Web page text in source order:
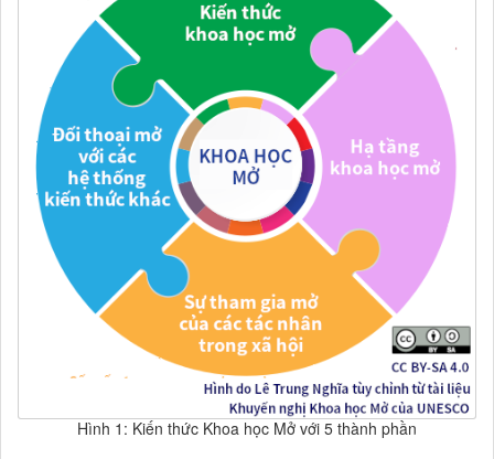
Hình 1: Kiến thức Khoa học Mở với 5 thành phần